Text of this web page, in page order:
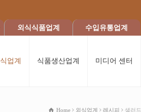
외식식품업계 수입유통업계
업계 식품생산업계 미디어 센터
Home 외식업계 레시피 샐러드